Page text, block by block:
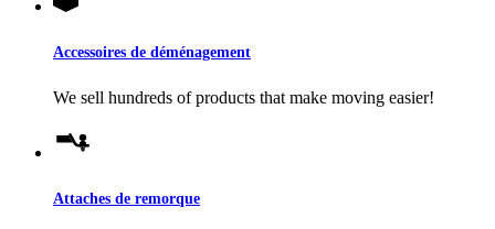
Accessoires de déménagement
We sell hundreds of products that make moving easier!
Attaches de remorque